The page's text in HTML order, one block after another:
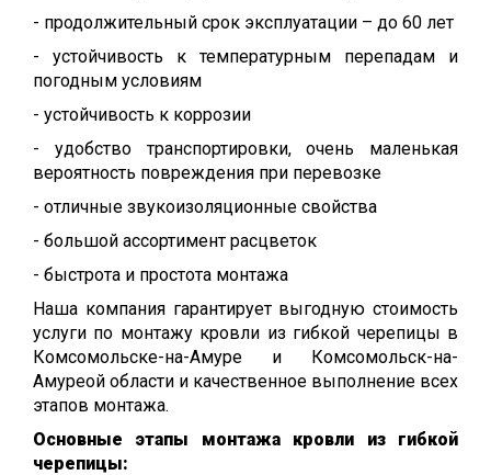
- продолжительный срок эксплуатации – до 60 лет
- устойчивость к температурным перепадам и
погодным условиям
- устойчивость к коррозии
- удобство транспортировки, очень маленькая
вероятность повреждения при перевозке
- отличные звукоизоляционные свойства
- большой ассортимент расцветок
- быстрота и простота монтажа
Наша компания гарантирует выгодную стоимость
услуги по монтажу кровли из гибкой черепицы в
Комсомольске-на-Амуре и Комсомольск-на-
Амуреой области и качественное выполнение всех
этапов монтажа.
Основные этапы монтажа кровли из гибкой
черепицы: